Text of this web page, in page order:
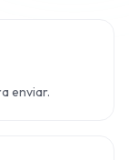
enviar.